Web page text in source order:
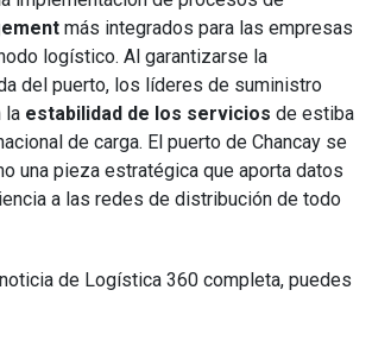
más integrados para las empresas
logístico. Al garantizarse la
del puerto, los líderes de suministro
la estabilidad de los servicios de estiba
de carga. El puerto de Chancay se
una pieza estratégica que aporta datos
a las redes de distribución de todo
de Logística 360 completa, puedes